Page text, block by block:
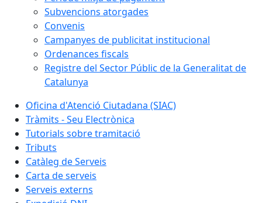
Subvencions atorgades
Convenis
Campanyes de publicitat institucional
Ordenances fiscals
Registre del Sector Públic de la Generalitat de
Catalunya
Oficina d'Atenció Ciutadana (SIAC)
Tràmits - Seu Electrònica
Tutorials sobre tramitació
Tributs
Catàleg de Serveis
Carta de serveis
Serveis externs